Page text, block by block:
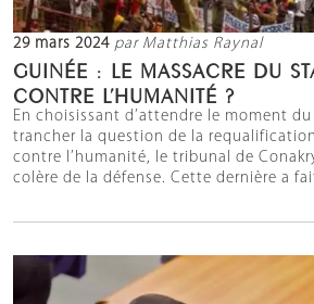
29 mars 2024 par Matthias Raynal
GUINÉE : LE MASSACRE DU
CONTRE L’HUMANITÉ ?
En choisissant d’attendre le moment
trancher la question de la
contre l’humanité, le tribunal de
colère de la défense. Cette dernière a